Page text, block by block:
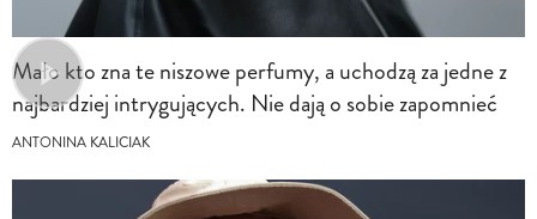
Mało kto zna te niszowe perfumy, a uchodzą za jedne z
najbardziej intrygujących. Nie dają o sobie zapomnieć
ANTONINA KALICIAK